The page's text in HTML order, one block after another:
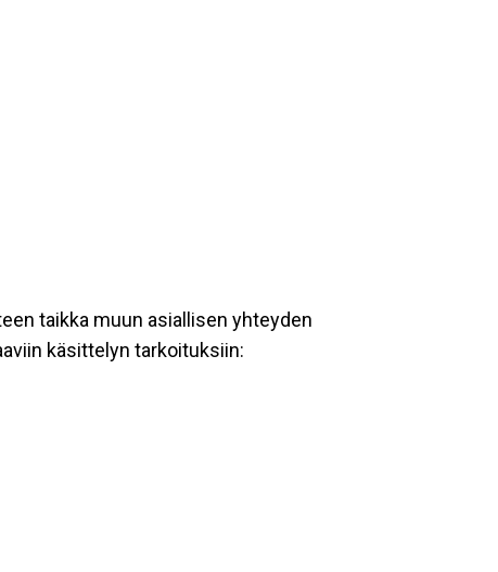
taikka muun asiallisen yhteyden
käsittelyn tarkoituksiin: